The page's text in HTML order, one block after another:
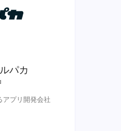
パカ
アプリ開発会社